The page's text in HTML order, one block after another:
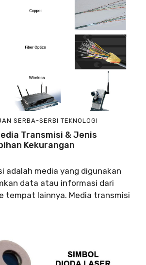
SERBA-SERBI TEKNOLOGI
Transmisi & Jenis
Kekurangan
adalah media yang digunakan
data atau informasi dari
tempat lainnya. Media transmisi